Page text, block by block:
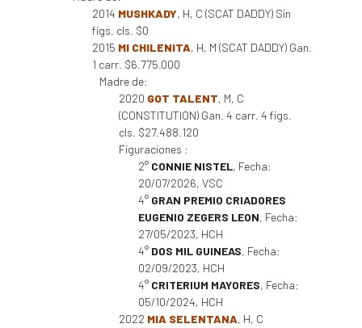
2014 MUSHKADY, H, C (SCAT DADDY) Sin
figs. cls. $0
2015 MI CHILENITA, H, M (SCAT DADDY) Gan.
1 carr. $6.775.000
Madre de:
2020 GOT TALENT, M, C
(CONSTITUTION) Gan. 4 carr. 4 figs.
cls. $27.488.120
Figuraciones :
2° CONNIE NISTEL, Fecha:
20/07/2026, VSC
4° GRAN PREMIO CRIADORES
EUGENIO ZEGERS LEON, Fecha:
27/05/2023, HCH
4° DOS MIL GUINEAS, Fecha:
02/09/2023, HCH
4° CRITERIUM MAYORES, Fecha:
05/10/2024, HCH
2022 MIA SELENTANA, H, C